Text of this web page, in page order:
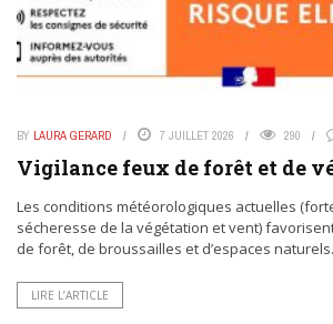
BY LAURA GERARD 7 JUILLET 2026 290
Vigilance feux de forêt et de
Les conditions météorologiques actuelles
sécheresse de la végétation et vent)
de forêt, de broussailles et d’espaces
LIRE L’ARTICLE